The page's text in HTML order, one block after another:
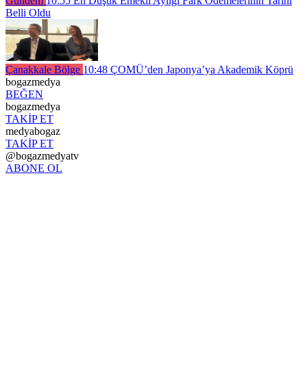
Belli Oldu
Çanakkale Bölge 10:48 ÇOMÜ’den Japonya’ya Akademik Köprü
bogazmedya
BEĞEN
bogazmedya
TAKİP ET
medyabogaz
TAKİP ET
@bogazmedyatv
ABONE OL